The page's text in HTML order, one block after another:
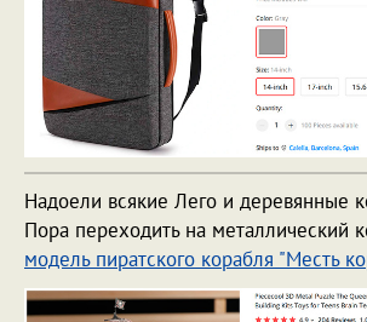
Надоели всякие Лего и деревянные
Пора переходить на металлический
модель пиратского корабля "Месть